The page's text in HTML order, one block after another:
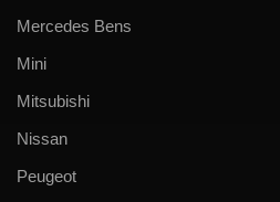
Mercedes Bens
Mini
Mitsubishi
Nissan
Peugeot